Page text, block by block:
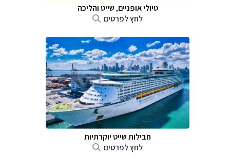
טיולי אופניים, שייט והליכה
לחץ לפרטים
חבילות שייט יוקרתיות
לחץ לפרטים